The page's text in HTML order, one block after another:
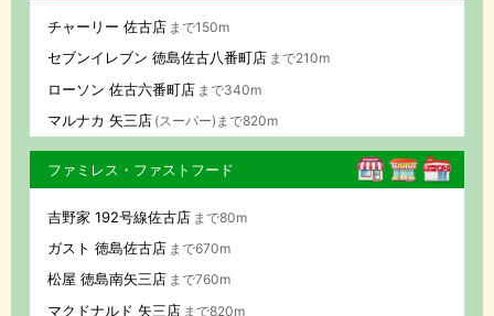
チャーリー 佐古店 まで150m
セブンイレブン 徳島佐古八番町店 まで210m
ローソン 佐古六番町店 まで340m
マルナカ 矢三店 (スーパー)まで820m
ファミレス・ファストフード
吉野家 192号線佐古店 まで80m
ガスト 徳島佐古店 まで670m
松屋 徳島南矢三店 まで760m
マクドナルド 矢三店 まで820m